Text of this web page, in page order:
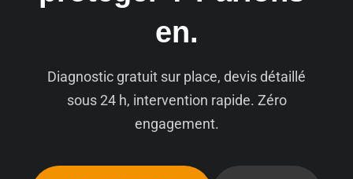
en.
Diagnostic gratuit sur place, devis détaillé
sous 24 h, intervention rapide. Zéro
engagement.